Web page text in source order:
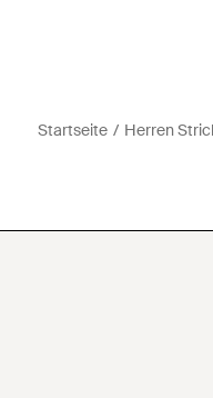
Startseite Herren